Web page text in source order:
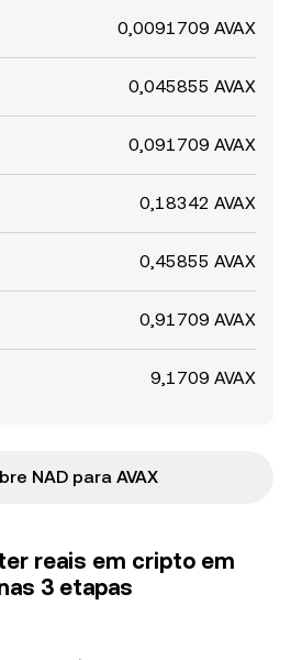
0,0091709 AVAX
0,045855 AVAX
0,091709 AVAX
0,18342 AVAX
0,45855 AVAX
0,91709 AVAX
9,1709 AVAX
NAD para AVAX
reais em cripto em
3 etapas